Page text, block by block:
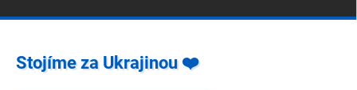
Stojíme za Ukrajinou ❤️